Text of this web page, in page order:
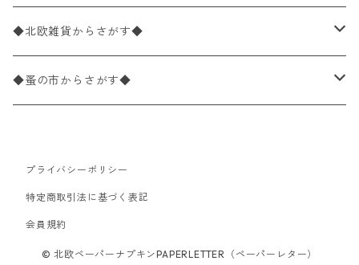
ライスペーパー
ペーパーリネンナプキン
ワックスペーパー
デコパージュ用品
パック売り
バラ売り
パック売り
21×21cm（ポケットサイズ）
バラ売り
33cm（ラウンド）
動物・鳥・昆虫・蝶柄
海・魚柄
食べ物・フルーツ・野菜・ドリンク柄
食器・カトラリー柄
ランチサイズ
カクテルサイズ
ドイツ製 Ambiente/アンビエンテ
ランチサイズ
ドイツ製 Paperproducts Design
カクテルサイズ
ランチサイズ
カクテルサイズ
ドイツ製 ti-flair/ティーフレア
ランチサイズ
ドイツ製 PAW/パウ
デコパージュ液
デコパージュ下地
デコパージュはさみ
3Dデコパージュ
◆北欧雑貨からさがす◆
シリコンモールド
トレイ
ポスター・カレンダー
◆蚤の市からさがす◆
北欧雑貨
デコパージュ用品
プライバシーポリシー
特定商取引法に基づく表記
会員規約
© 北欧ペーパーナプキンPAPERLETTER（ペーパーレター）